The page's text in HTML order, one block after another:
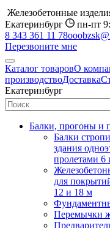
Железобетонные
Екатеринбург
пн-пт
8 343 361 11 78
Перезвоните мне
Каталог товаровО
производствоДоставка
Екатеринбург
Балки, прогоны и
Балки
здания
пролетами
для
12 и 18 м
Перемычки